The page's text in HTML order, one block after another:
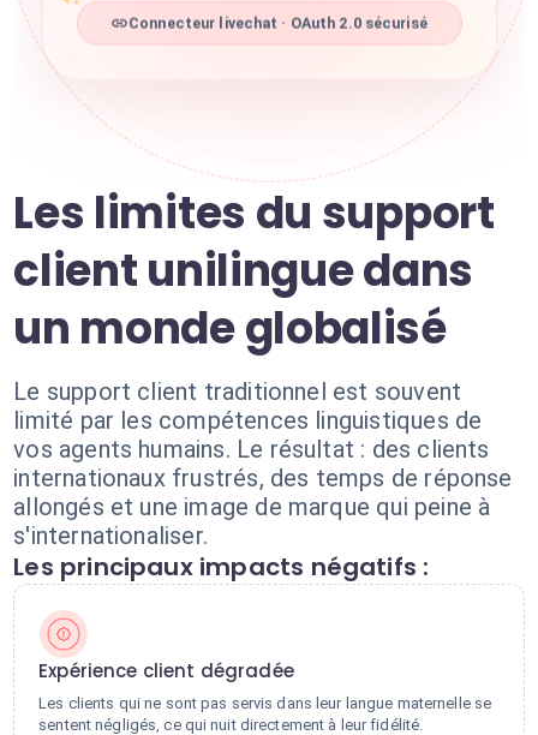
Connecteur livechat · OAuth 2.0 sécurisé
Les limites du support
client unilingue dans
un monde globalisé
Le support client traditionnel est souvent
limité par les compétences linguistiques de
vos agents humains. Le résultat : des clients
internationaux frustrés, des temps de réponse
allongés et une image de marque qui peine à
s'internationaliser.
Les principaux impacts négatifs :
Expérience client dégradée
Les clients qui ne sont pas servis dans leur langue maternelle se
sentent négligés, ce qui nuit directement à leur fidélité.